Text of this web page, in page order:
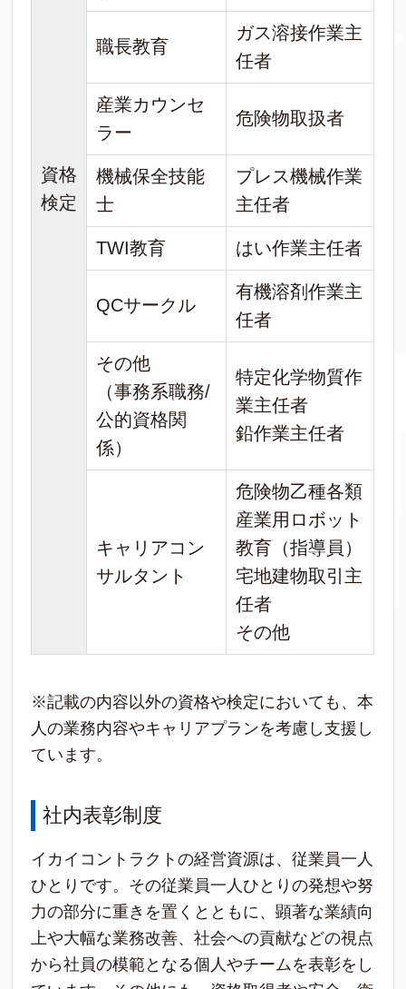
資格
検定
職長教育
ガス溶接作業主
任者
産業カウンセ
ラー
危険物取扱者
機械保全技能
士
プレス機械作業
主任者
TWI教育 はい作業主任者
QCサークル
有機溶剤作業主
任者
その他
（事務系職務/
公的資格関
係）
特定化学物質作
業主任者
鉛作業主任者
キャリアコン
サルタント
危険物乙種各類
産業用ロボット
教育（指導員）
宅地建物取引主
任者
その他
※記載の内容以外の資格や検定においても、本
人の業務内容やキャリアプランを考慮し支援し
ています。
社内表彰制度
イカイコントラクトの経営資源は、従業員一人
ひとりです。その従業員一人ひとりの発想や努
力の部分に重きを置くとともに、顕著な業績向
上や大幅な業務改善、社会への貢献などの視点
から社員の模範となる個人やチームを表彰をし